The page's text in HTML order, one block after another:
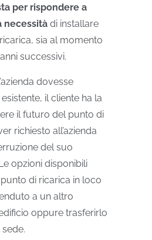
per rispondere a
necessità di installare
sia al momento
successivi.
dovesse
il cliente ha la
il futuro del punto di
richiesto all’azienda
del suo
opzioni disponibili
di ricarica in loco
a un altro
oppure trasferirlo